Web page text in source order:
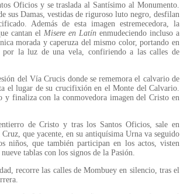
Oficios y se traslada al Santísimo al Monumento.
sus Damas, vestidas de riguroso luto negro, desfilan
Además de esta imagen estremecedora, la
cantan el Misere en Latínenmudeciendo incluso a
morada y caperuza del mismo color, portando en
la luz de una vela, confiriendo a las calles de
del Vía Crucis donde se rememora el calvario de
el lugar de su crucifixión en el Monte del Calvario.
finaliza con la conmovedora imagen del Cristo en
de Cristo y tras los Santos Oficios, sale en
que yacente, en su antiquísima Urna va seguido
niños, que también participan en los actos, visten
tablas con los signos de la Pasión.
recorre las calles de Mombuey en silencio, tras el